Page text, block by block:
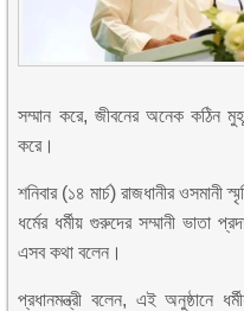
সম্মান করে, জীবনের অনেক কঠিন
করে।
শনিবার (১৪ মার্চ) রাজধানীর ওসমানী
ধর্মের ধর্মীয় গুরুদের সম্মানী ভাতা
এসব কথা বলেন।
প্রধানমন্ত্রী বলেন, এই অনুষ্ঠানে